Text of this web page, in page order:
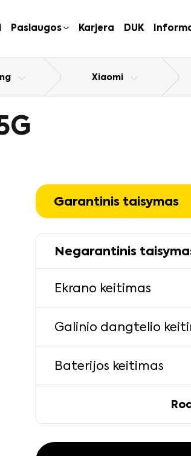
Paslaugos Karjera DUK
Xiaomi
Garantinis taisymas
Negarantinis
Ekrano keitimas
Galinio dangtelio
Baterijos keitimas